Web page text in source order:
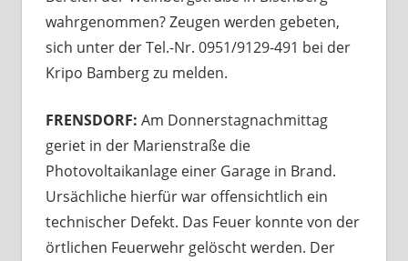
wahrgenommen? Zeugen werden gebeten,
sich unter der Tel.-Nr. 0951/9129-491 bei der
Kripo Bamberg zu melden.
FRENSDORF: Am Donnerstagnachmittag
geriet in der Marienstraße die
Photovoltaikanlage einer Garage in Brand.
Ursächliche hierfür war offensichtlich ein
technischer Defekt. Das Feuer konnte von der
örtlichen Feuerwehr gelöscht werden. Der